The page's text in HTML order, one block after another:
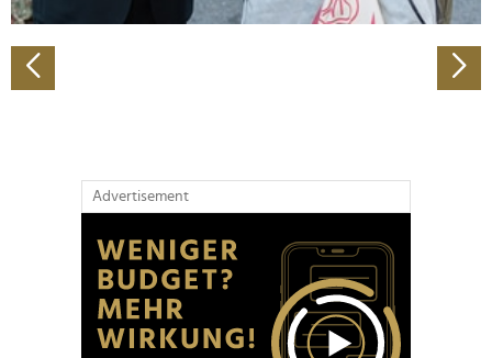
Verwendung unserer Website an unsere Partner für
Partner führen diese Informationen möglicherweise mit
weiteren Daten zusammen, die Sie ihnen bereitgestellt
Advertisement